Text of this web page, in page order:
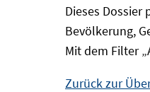
Dieses
Bevölkerung,
Mit dem Filter
Zurück zur